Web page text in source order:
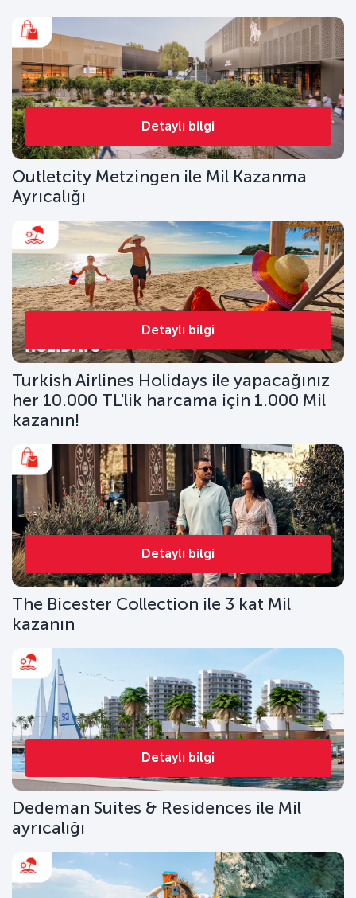
Detaylı bilgi
Outletcity Metzingen ile Mil Kazanma
Ayrıcalığı
Detaylı bilgi
Turkish Airlines Holidays ile yapacağınız
her 10.000 TL'lik harcama için 1.000 Mil
kazanın!
Detaylı bilgi
The Bicester Collection ile 3 kat Mil
kazanın
Detaylı bilgi
Dedeman Suites & Residences ile Mil
ayrıcalığı